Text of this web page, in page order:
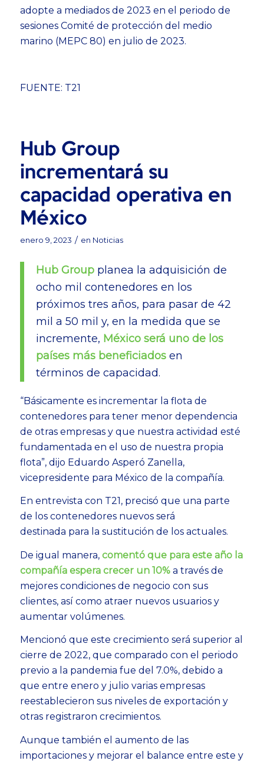
adopte a mediados de 2023 en el periodo de
sesiones Comité de protección del medio
marino (MEPC 80) en julio de 2023.
FUENTE: T21
Hub Group
incrementará su
capacidad operativa en
México
enero 9, 2023 / en Noticias
Hub Groupplanea la adquisición de
ocho mil contenedores en los
próximos tres años, para pasar de 42
mil a 50 mil y, en la medida que se
incremente, México será uno de los
países más beneficiados en
términos de capacidad.
“Básicamente es incrementar la flota de
contenedores para tener menor dependencia
de otras empresas y que nuestra actividad esté
fundamentada en el uso de nuestra propia
flota”, dijo Eduardo Asperó Zanella,
vicepresidente para México de la compañía.
En entrevista con T21, precisó que una parte
de los contenedores nuevos será
destinada para la sustitución de los actuales.
De igual manera,comentó que para este año la
compañía espera crecer un 10%a través de
mejores condiciones de negocio con sus
clientes, así como atraer nuevos usuarios y
aumentar volúmenes.
Mencionó que este crecimiento será superior al
cierre de 2022, que comparado con el periodo
previo a la pandemia fue del 7.0%, debido a
que entre enero y julio varias empresas
reestablecieron sus niveles de exportación y
otras registraron crecimientos.
Aunque también el aumento de las
importaciones y mejorar el balance entre este y